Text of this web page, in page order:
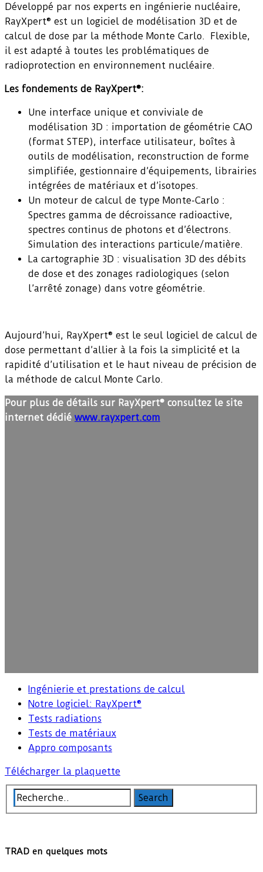
Développé par nos experts en ingénierie nucléaire,
RayXpert® est un logiciel de modélisation 3D et de
calcul de dose par la méthode Monte Carlo. Flexible,
il est adapté à toutes les problématiques de
radioprotection en environnement nucléaire.
Les fondements de RayXpert®:
Une interface unique et conviviale de
modélisation 3D : importation de géométrie CAO
(format STEP), interface utilisateur, boîtes à
outils de modélisation, reconstruction de forme
simplifiée, gestionnaire d’équipements, librairies
intégrées de matériaux et d’isotopes.
Un moteur de calcul de type Monte-Carlo :
Spectres gamma de décroissance radioactive,
spectres continus de photons et d’électrons.
Simulation des interactions particule/matière.
La cartographie 3D : visualisation 3D des débits
de dose et des zonages radiologiques (selon
l’arrêté zonage) dans votre géométrie.
Aujourd’hui, RayXpert® est le seul logiciel de calcul de
dose permettant d’allier à la fois la simplicité et la
rapidité d’utilisation et le haut niveau de précision de
la méthode de calcul Monte Carlo.
Pour plus de détails sur RayXpert® consultez le site
internet dédié www.rayxpert.com
Ingénierie et prestations de calcul
Notre logiciel: RayXpert®
Tests radiations
Tests de matériaux
Appro composants
Télécharger la plaquette
TRAD en quelques mots